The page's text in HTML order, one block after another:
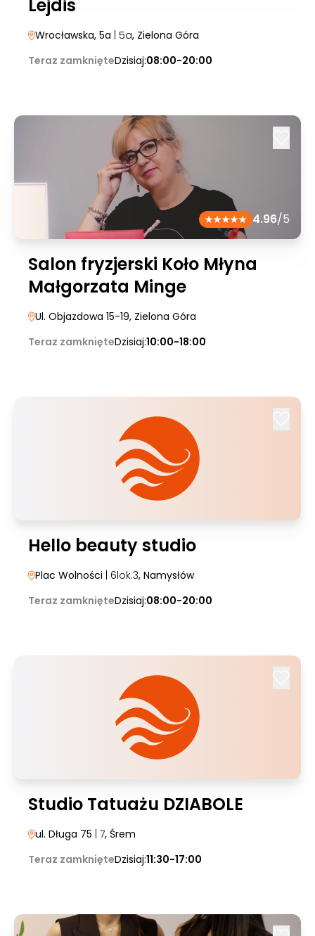
Lejdis
Wrocławska, 5a | 5a, Zielona Góra
Teraz zamknięteDzisiaj:08:00-20:00
4.96/5
Salon fryzjerski Koło Młyna
Małgorzata Minge
Ul. Objazdowa 15-19, Zielona Góra
Teraz zamknięteDzisiaj:10:00-18:00
Hello beauty studio
Plac Wolności | 6lok.3, Namysłów
Teraz zamknięteDzisiaj:08:00-20:00
Studio Tatuażu DZIABOLE
ul. Długa 75 | 7, Śrem
Teraz zamknięteDzisiaj:11:30-17:00